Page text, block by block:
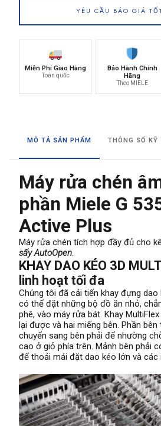
YÊU CẦU BÁO GIÁ
Miễn Phí Giao Hàng
Toàn quốc
Bảo Hành Chính
Hãng
Theo MIELE
MÔ TẢ SẢN PHẨM THÔNG SỐ KỸ
Máy rửa chén
phần Miele G
Active Plus
Máy rửa chén tích hợp đầy đủ cho
sấy AutoOpen.
KHAY DAO KÉO 3D
linh hoạt tối đa
Chúng tôi đã cải tiến khay đựng dao
có thể đặt những bộ đồ ăn nhỏ,
phê, vào máy rửa bát. Khay
lại được và hai miếng bên. Phần
chuyển sang bên phải để nhường
cao ở giỏ phía trên. Mảnh bên phải
để thoải mái đặt dao kéo lớn và các